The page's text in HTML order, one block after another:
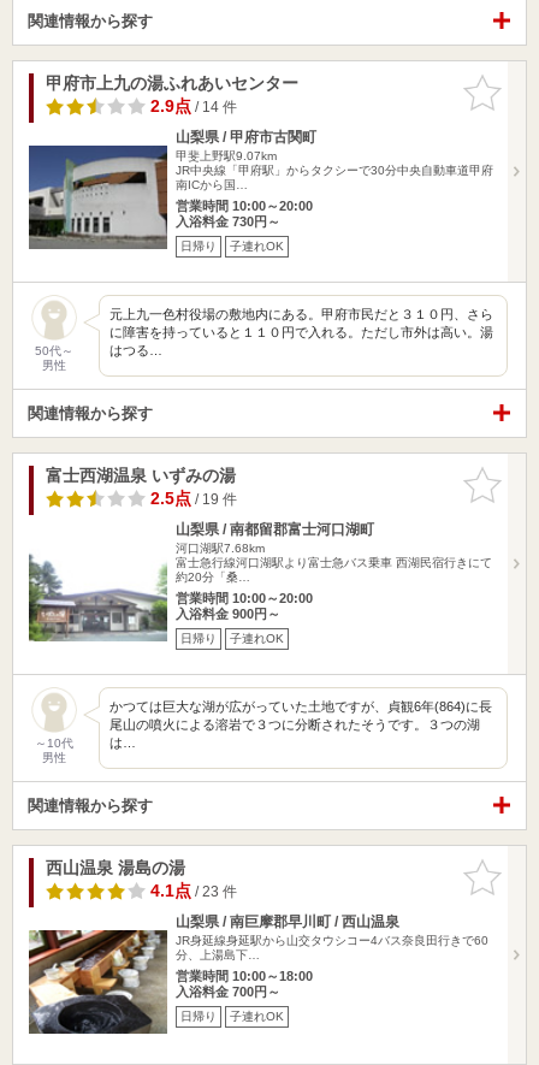
関連情報から探す
お気に入
りに追加
甲府市上九の湯ふれあいセンター
2.9点/ 14 件
山梨県 / 甲府市古関町
甲斐上野駅9.07km
JR中央線「甲府駅」からタクシーで30分中央自動車道甲府
南ICから国…
営業時間 10:00～20:00
入浴料金 730円～
日帰り 子連れOK
50代～
男性
元上九一色村役場の敷地内にある。甲府市民だと３１０円、さら
に障害を持っていると１１０円で入れる。ただし市外は高い。湯
はつる…
関連情報から探す
お気に入
りに追加
富士西湖温泉 いずみの湯
2.5点/ 19 件
山梨県 / 南都留郡富士河口湖町
河口湖駅7.68km
富士急行線河口湖駅より富士急バス乗車 西湖民宿行きにて
約20分「桑…
営業時間 10:00～20:00
入浴料金 900円～
日帰り 子連れOK
～10代
男性
かつては巨大な湖が広がっていた土地ですが、貞観6年(864)に長
尾山の噴火による溶岩で３つに分断されたそうです。３つの湖
は…
関連情報から探す
お気に入
りに追加
西山温泉 湯島の湯
4.1点/ 23 件
山梨県 / 南巨摩郡早川町 / 西山温泉
JR身延線身延駅から山交タウシコー4バス奈良田行きで60
分、上湯島下…
営業時間 10:00～18:00
入浴料金 700円～
日帰り 子連れOK